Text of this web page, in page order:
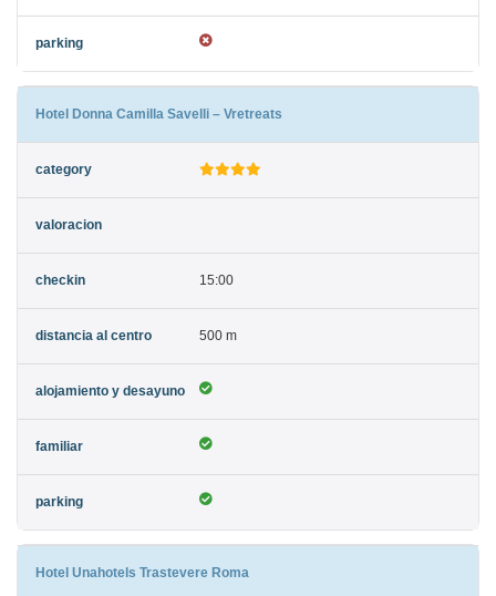
Hotel Donna Camilla Savelli – Vretreats
15:00
500 m
Hotel Unahotels Trastevere Roma